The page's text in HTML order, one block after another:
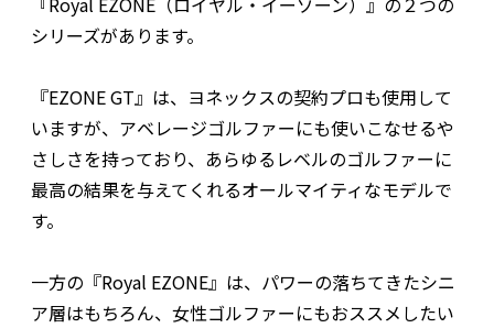
シリーズがあります。
『EZONE GT』は、ヨネックスの契約プロも使用して
いますが、アベレージゴルファーにも使いこなせるや
さしさを持っており、あらゆるレベルのゴルファーに
最高の結果を与えてくれるオールマイティなモデルで
す。
一方の『Royal EZONE』は、パワーの落ちてきたシニ
ア層はもちろん、女性ゴルファーにもおススメしたい